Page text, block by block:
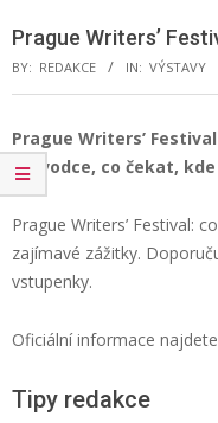
Prague Writers’
BY: REDAKCE IN: VÝSTAVY
Prague Writers’
průvodce, co čekat,
Prague Writers’ Festival:
zajímavé zážitky.
vstupenky.
Oficiální informace
Tipy redakce